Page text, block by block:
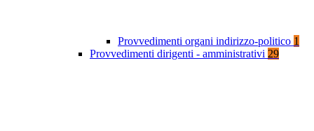
Provvedimenti organi indirizzo-politico 1
Provvedimenti dirigenti - amministrativi 29